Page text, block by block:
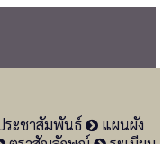
ระชาสัมพันธ์
แผนผัง